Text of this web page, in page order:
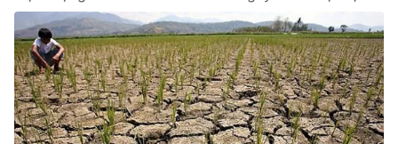
Email:toasoan@vtv.vn
Liên hệ quảng cáo:024-7300.7108